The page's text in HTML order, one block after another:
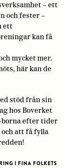
– ett
och fester –
ett
kan få
mycket mer.
här kan de
stöd från sin
hos Boverket
borna efter tider
att få fylla
I FINA FOLKETS